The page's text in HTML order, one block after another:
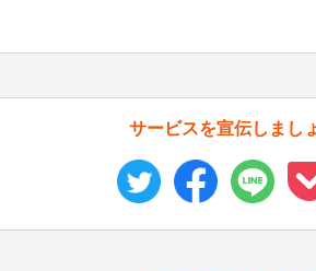
サービスを宣伝しまし